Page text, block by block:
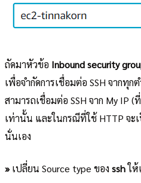
ถัดมาหัวข้อ Inbound security
เพื่อจำกัดการเชื่อมต่อ SSH จากทุ
สามารถเชื่อมต่อ SSH จาก My IP
เท่านั้น และในกรณีที่ใช้ HTTP จะ
นั่นเอง
»เปลี่ยน Source type ของ sshให้